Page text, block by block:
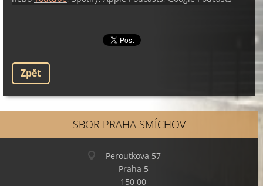
Zpět
SBOR PRAHA SMÍCHOV
Peroutkova 57
Praha 5
150 00